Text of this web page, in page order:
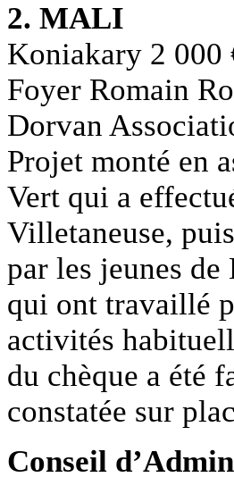
2. MALI
Koniakary 2 000
Foyer Romain
Dorvan
Projet monté en
Vert qui a
Villetaneuse,
par les jeunes
qui ont travaillé
activités
du chèque a été
constatée sur
Conseil